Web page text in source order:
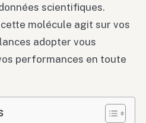
scientifiques.
molécule agit sur vos
adopter vous
performances en toute